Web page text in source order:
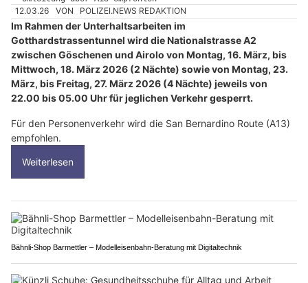
12.03.26 VON POLIZEI.NEWS REDAKTION
Im Rahmen der Unterhaltsarbeiten im
Gotthardstrassentunnel wird die Nationalstrasse A2
zwischen Göschenen und Airolo von Montag, 16. März, bis
Mittwoch, 18. März 2026 (2 Nächte) sowie von Montag, 23.
März, bis Freitag, 27. März 2026 (4 Nächte) jeweils von
22.00 bis 05.00 Uhr für jeglichen Verkehr gesperrt.
Für den Personenverkehr wird die San Bernardino Route (A13)
empfohlen.
Weiterlesen
Bähnli-Shop Barmettler – Modelleisenbahn-Beratung mit Digitaltechnik